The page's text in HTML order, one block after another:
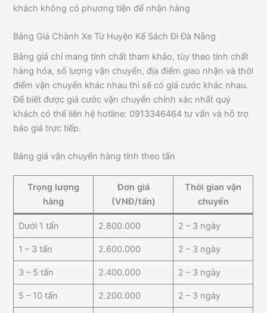
khách không có phương tiện để nhận hàng
Bảng Giá Chành Xe Từ Huyện Kế Sách Đi Đà Nẵng
Bảng giá chỉ mang tính chất tham khảo, tùy theo tính chất
hàng hóa, số lượng vận chuyển, địa điểm giao nhận và thời
điểm vận chuyển khác nhau thì sẽ có giá cước khác nhau.
Để biết được giá cước vận chuyển chính xác nhất quý
khách có thể liên hệ hotline: 0913346464 tư vấn và hỗ trợ
báo giá trực tiếp.
Bảng giá vận chuyển hàng tính theo tấn
Trọng lượng
hàng
Đơn giá
(VNĐ/tấn)
Thời gian vận
chuyển
Dưới 1 tấn 2.800.000 2 – 3 ngày
1 – 3 tấn 2.600.000 2 – 3 ngày
3 – 5 tấn 2.400.000 2 – 3 ngày
5 – 10 tấn 2.200.000 2 – 3 ngày